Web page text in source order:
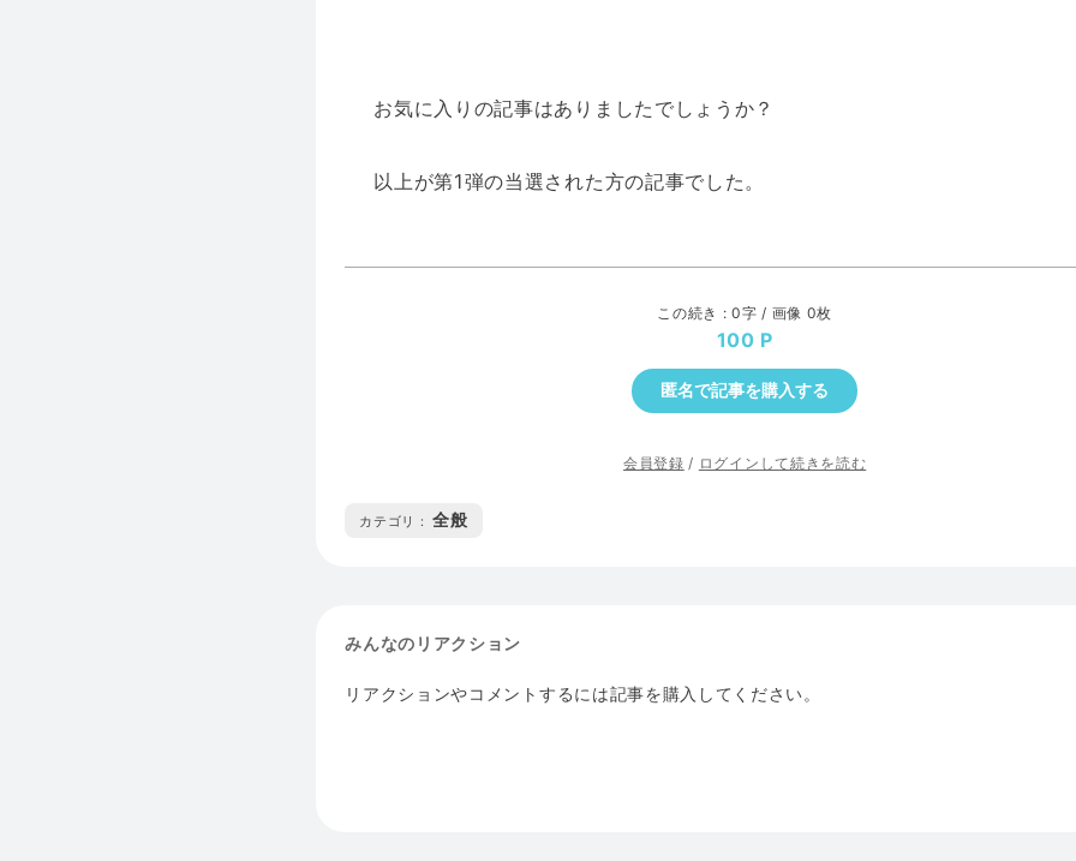
お気に入りの記事はありましたでしょうか？
以上が第1弾の当選された方の記事でした。
この続き : 0字 / 画像 0枚
100
匿名で記事を購入する
会員登録 / ログインして続きを読む
カテゴリ : 全般
みんなのリアクション
リアクションやコメントするには記事を購入してください。